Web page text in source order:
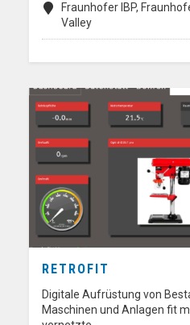
Fraunhofer IBP,
Valley
RETROFIT
Digitale Aufrüstung von
Maschinen und Anlagen fit